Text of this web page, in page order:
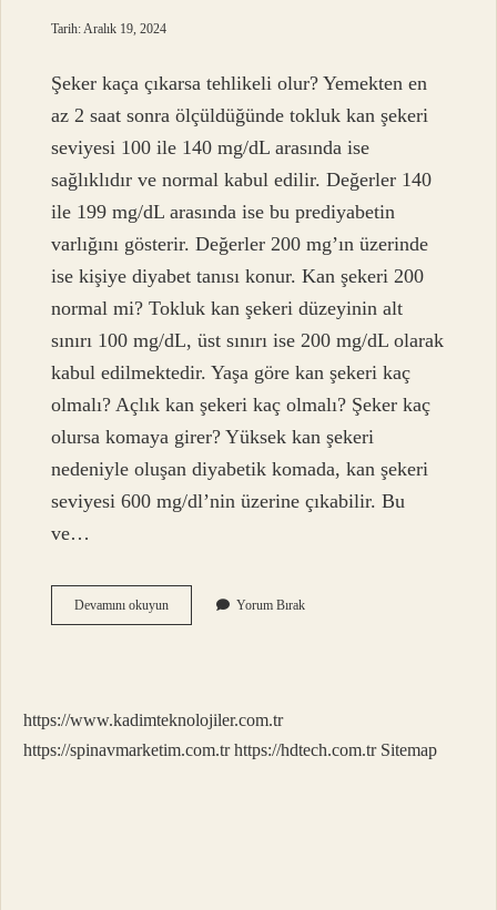
Tarih: Aralık 19, 2024
Şeker kaça çıkarsa tehlikeli olur? Yemekten en
az 2 saat sonra ölçüldüğünde tokluk kan şekeri
seviyesi 100 ile 140 mg/dL arasında ise
sağlıklıdır ve normal kabul edilir. Değerler 140
ile 199 mg/dL arasında ise bu prediyabetin
varlığını gösterir. Değerler 200 mg’ın üzerinde
ise kişiye diyabet tanısı konur. Kan şekeri 200
normal mi? Tokluk kan şekeri düzeyinin alt
sınırı 100 mg/dL, üst sınırı ise 200 mg/dL olarak
kabul edilmektedir. Yaşa göre kan şekeri kaç
olmalı? Açlık kan şekeri kaç olmalı? Şeker kaç
olursa komaya girer? Yüksek kan şekeri
nedeniyle oluşan diyabetik komada, kan şekeri
seviyesi 600 mg/dl’nin üzerine çıkabilir. Bu
ve…
Devamını okuyunKan
Şekeri
Yorum Bırak
https://www.kadimteknolojiler.com.tr
https://spinavmarketim.com.tr https://hdtech.com.tr Sitemap